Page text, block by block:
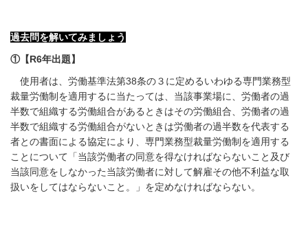
過去問を解いてみましょう
①【R6年出題】
使用者は、労働基準法第38条の３に定めるいわゆる専門業務型
裁量労働制を適用するに当たっては、当該事業場に、労働者の過
半数で組織する労働組合があるときはその労働組合、労働者の過
半数で組織する労働組合がないときは労働者の過半数を代表する
者との書面による協定により、専門業務型裁量労働制を適用する
ことについて「当該労働者の同意を得なければならないこと及び
当該同意をしなかった当該労働者に対して解雇その他不利益な取
扱いをしてはならないこと。」を定めなければならない。